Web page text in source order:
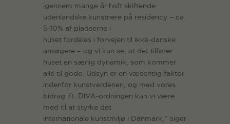
igennem mange år haft skiftende
udenlandske kunstnere på residency – ca.
5-10% af pladserne i
huset fordeles i forvejen til ikke-danske
ansøgere – og vi kan se, at det tilfører
huset en særlig dynamik, som kommer
alle til gode. Udsyn er en væsentlig faktor
indenfor kunstverdenen, og med vores
bidrag ift. DIVA-ordningen kan vi være
med til at styrke det
internationale kunstmiljø i Danmark,” siger